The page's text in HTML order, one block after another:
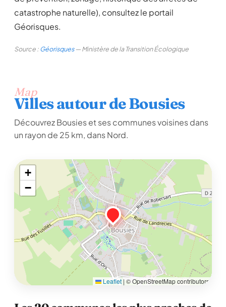
catastrophe naturelle), consultez le portail
Géorisques.
Source :Géorisques— Ministère de la Transition Écologique
Map
Villes autour de Bousies
Découvrez Bousies et ses communes voisines dans
un rayon de 25 km, dans Nord.
+
−
Leaflet | © OpenStreetMap contributors